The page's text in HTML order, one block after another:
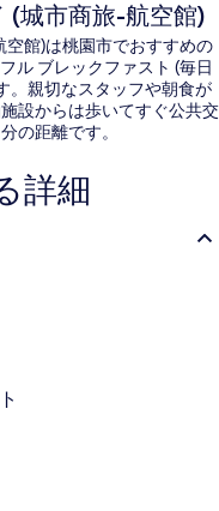
(城市商旅-航空館)
館)は桃園市でおすすめの
ル ブレックファスト (毎日
。親切なスタッフや朝食が
設からは歩いてすぐ公共交
の距離です。
詳細